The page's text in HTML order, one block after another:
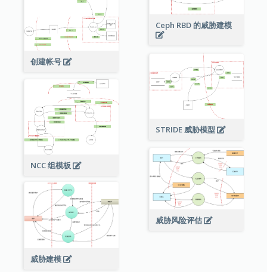
Ceph RBD 的威胁建模
创建帐号
STRIDE 威胁模型
NCC 组模板
威胁风险评估
威胁建模